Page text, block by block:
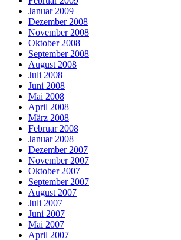
Januar 2009
Dezember 2008
November 2008
Oktober 2008
September 2008
August 2008
Juli 2008
Juni 2008
Mai 2008
April 2008
März 2008
Februar 2008
Januar 2008
Dezember 2007
November 2007
Oktober 2007
September 2007
August 2007
Juli 2007
Juni 2007
Mai 2007
April 2007